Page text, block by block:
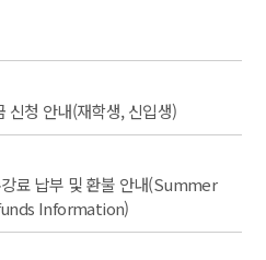
신청 안내(재학생, 신입생)
료 납부 및 환불 안내(Summer
Information)